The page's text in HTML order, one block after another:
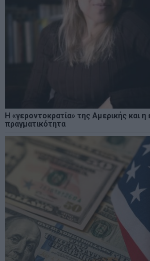
Η «γεροντοκρατία» της Αμερικής και η
πραγματικότητα